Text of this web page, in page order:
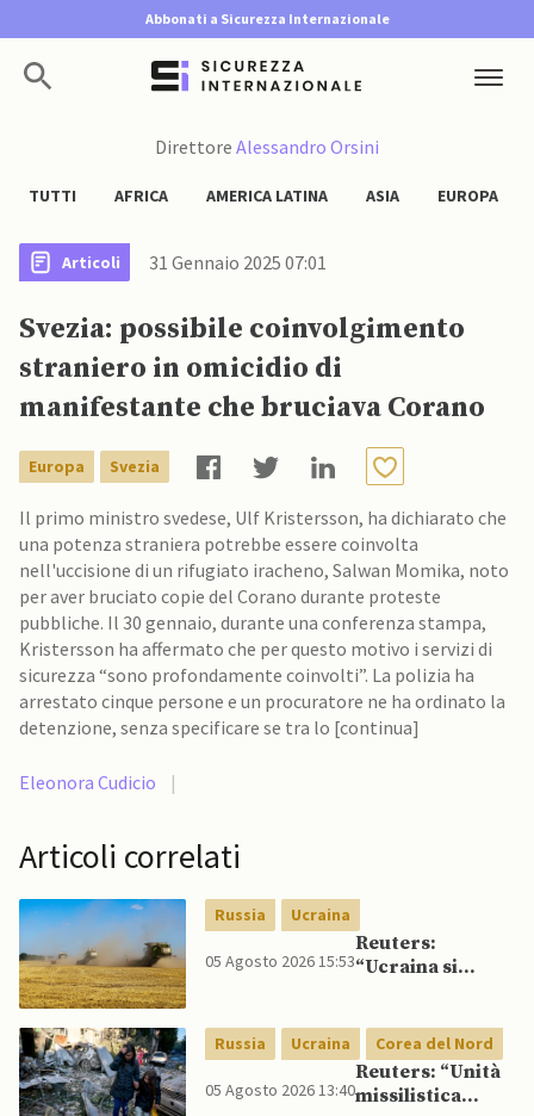
Abbonati a Sicurezza Internazionale
Direttore Alessandro Orsini
TUTTI AFRICA AMERICA LATINA ASIA EUROPA
Articoli 31 Gennaio 2025 07:01
Svezia: possibile coinvolgimento
straniero in omicidio di
manifestante che bruciava Corano
Europa Svezia
Il primo ministro svedese, Ulf Kristersson, ha dichiarato che
una potenza straniera potrebbe essere coinvolta
nell'uccisione di un rifugiato iracheno, Salwan Momika, noto
per aver bruciato copie del Corano durante proteste
pubbliche. Il 30 gennaio, durante una conferenza stampa,
Kristersson ha affermato che per questo motivo i servizi di
sicurezza “sono profondamente coinvolti”. La polizia ha
arrestato cinque persone e un procuratore ne ha ordinato la
detenzione, senza specificare se tra lo [continua]
Eleonora Cudicio |
Articoli correlati
Russia Ucraina
05 Agosto 2026 15:53
Reuters:
“Ucraina si
esportazione di
cereali”
Russia Ucraina Corea del Nord
05 Agosto 2026 13:40
Reuters: “Unità
missilistica